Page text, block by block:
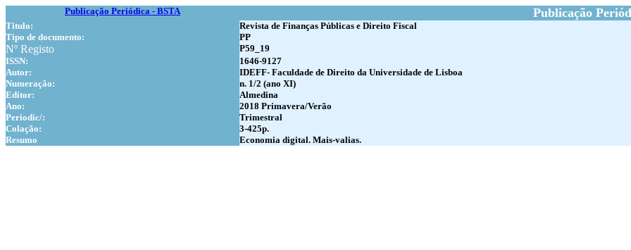
Publicação Periódica - BSTA Publicação
Titulo:
Revista de Finanças Públicas e Direito Fiscal
Tipo de documento:
PP
Nº Registo
P59_19
ISSN:
1646-9127
Autor:
IDEFF- Faculdade de Direito da Universidade de Lisboa
Numeração:
n. 1/2 (ano XI)
Editor:
Almedina
Ano:
2018 Primavera/Verão
Periodic/:
Trimestral
Colação:
3-425p.
Resumo
Economia digital. Mais-valias.